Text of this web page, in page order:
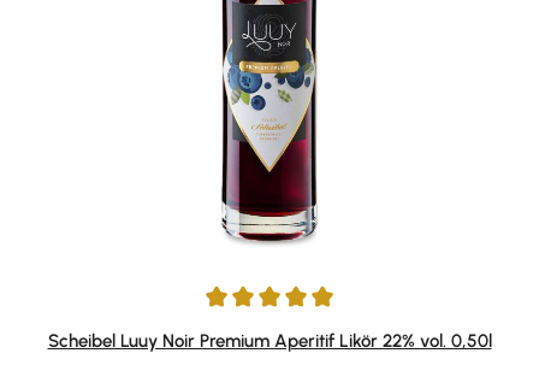
Durchschnittliche Bewertung von 5 von 5 Sternen
Scheibel Luuy Noir Premium Aperitif Likör 22% vol. 0,50l